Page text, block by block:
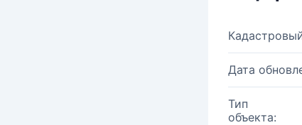
Дата
Тип
объекта: